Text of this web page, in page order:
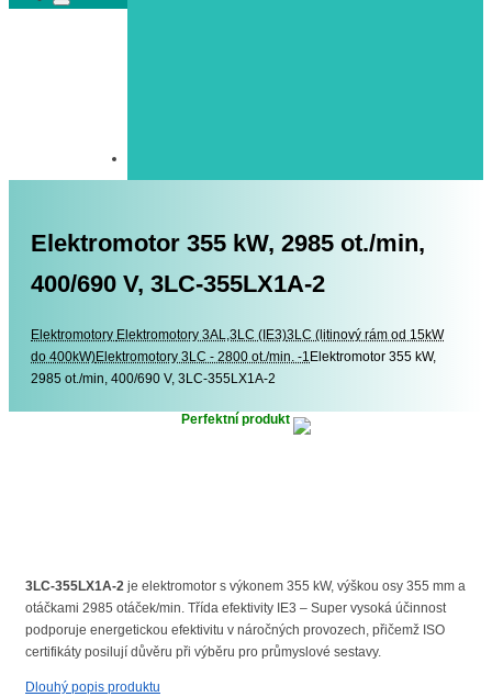
Search
Elektromotor 355 kW, 2985 ot./min,
400/690 V, 3LC-355LX1A-2
Elektromotory Elektromotory
Elektromotory 3AL,3LC (IE3)3LC (litinový rám od 15kW
do 400kW)Elektromotory 3LC - 2800 ot./min. -1 Elektromotor 355 kW,
2985 ot./min, 400/690 V, 3LC-355LX1A-2
Perfektní produkt
3LC-355LX1A-2 je elektromotor s výkonem 355 kW, výškou osy 355 mm a
otáčkami 2985 otáček/min. Třída efektivity IE3 – Super vysoká účinnost
podporuje energetickou efektivitu v náročných provozech, přičemž ISO
certifikáty posilují důvěru při výběru pro průmyslové sestavy.
Dlouhý popis produktu